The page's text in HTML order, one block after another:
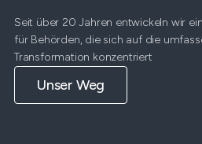
Seit über 20 Jahren entwickeln wir
für Behörden, die sich auf die
Transformation konzentriert
Unser Weg